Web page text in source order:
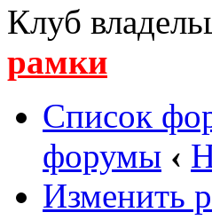
Клуб
рамки
Список
форумы ‹
Изменить